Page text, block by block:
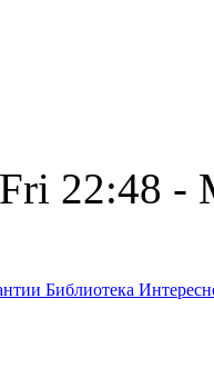
22:48 -
Библиотека